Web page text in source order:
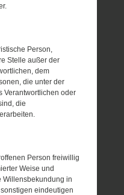
Person,
Stelle außer der
dem
die unter der
Verantwortlichen oder
die
Person freiwillig
Weise und
Willensbekundung in
eindeutigen